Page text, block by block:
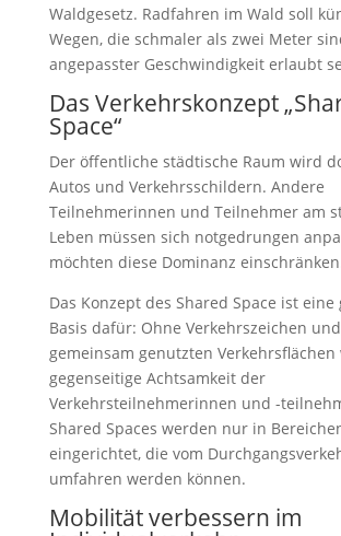
Waldgesetz. Radfahren im Wald soll
Wegen, die schmaler als zwei Meter
angepasster Geschwindigkeit erlaubt
Das Verkehrskonzept
Space“
Der öffentliche städtische Raum wird
Autos und Verkehrsschildern. Andere
Teilnehmerinnen und Teilnehmer am
Leben müssen sich notgedrungen
möchten diese Dominanz
Das Konzept des Shared Space ist eine
Basis dafür: Ohne Verkehrszeichen
gemeinsam genutzten
gegenseitige Achtsamkeit der
Verkehrsteilnehmerinnen und -
Shared Spaces werden nur in
eingerichtet, die vom
umfahren werden können.
Mobilität verbessern im